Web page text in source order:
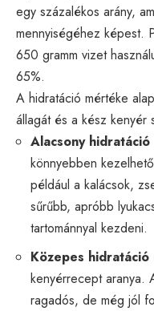
egy százalékos arány,
mennyiségéhez képest.
650 gramm vizet
65%.
A hidratáció mértéke
állagát és a kész kenyér
Alacsony
könnyebben
például a kalácsok,
sűrűbb, apróbb
tartománnyal kezdeni.
Közepes
kenyérrecept aranya.
ragadós, de még jól